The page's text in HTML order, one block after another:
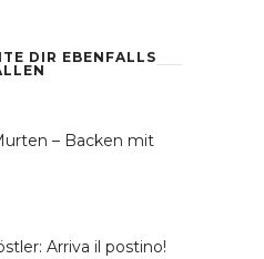
DIR EBENFALLS
– Backen mit
Arriva il postino!